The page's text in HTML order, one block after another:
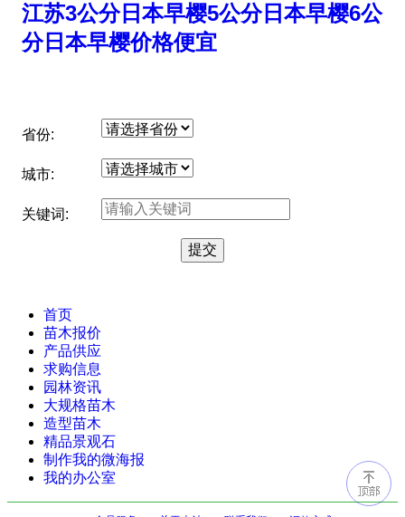
江苏3公分日本早樱5公分日本早樱6公
分日本早樱价格便宜
省份:
城市:
关键词:
首页
苗木报价
产品供应
求购信息
园林资讯
大规格苗木
造型苗木
精品景观石
制作我的微海报
我的办公室